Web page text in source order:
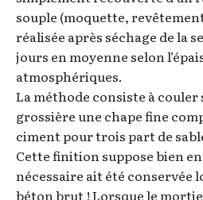
souple (moquette,
réalisée après séchage de la
jours en moyenne selon
atmosphériques.
La méthode consiste à couler
grossière une chape fine
ciment pour trois part de
Cette finition suppose bien
nécessaire ait été conservée
béton brut ! Lorsque le